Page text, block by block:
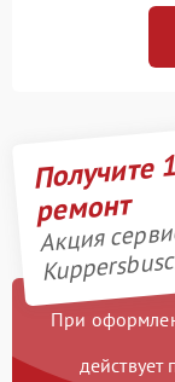
Получите
ремонт
Акция
При
действует